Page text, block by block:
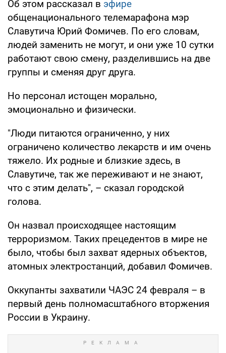
Об этом рассказал в эфире
общенационального телемарафона мэр
Славутича Юрий Фомичев. По его словам,
людей заменить не могут, и они уже 10 сутки
работают свою смену, разделившись на две
группы и сменяя друг друга.
Но персонал истощен морально,
эмоционально и физически.
"Люди питаются ограниченно, у них
ограничено количество лекарств и им очень
тяжело. Их родные и близкие здесь, в
Славутиче, так же переживают и не знают,
что с этим делать", – сказал городской
голова.
Он назвал происходящее настоящим
терроризмом. Таких прецедентов в мире не
было, чтобы был захват ядерных объектов,
атомных электростанций, добавил Фомичев.
Оккупанты захватили ЧАЭС 24 февраля – в
первый день полномасштабного вторжения
России в Украину.